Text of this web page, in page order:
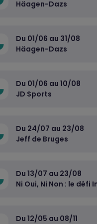
Häagen-Dazs
Du 01/06 au 31/08
Häagen-Dazs
Du 01/06 au 10/08
JD Sports
Du 24/07 au 23/08
Jeff de Bruges
Du 13/07 au 23/08
Ni Oui, Ni Non : le défi
Du 12/05 au 08/11